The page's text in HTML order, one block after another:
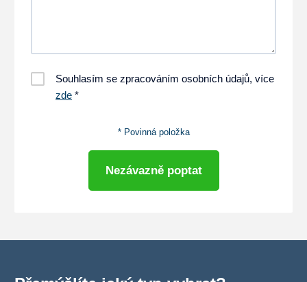
Souhlasím se zpracováním osobních údajů, více
zde *
* Povinná položka
Nezávazně poptat